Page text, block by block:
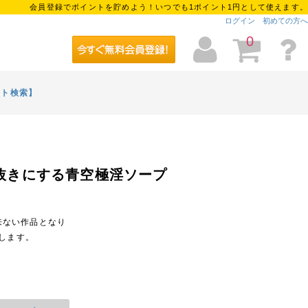
会員登録でポイントを貯めよう！いつでも1ポイント1円として使えます。
ログイン
初めての方へ
0
検索】
きにする青空極淫ソープ
い作品となり
ます。